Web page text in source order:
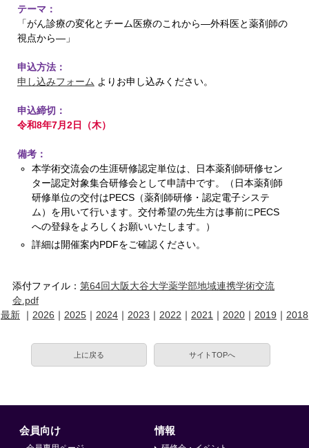
テーマ：
「がん診療の変化とチーム医療のこれから―外科医と薬剤師の
視点から―」
申込方法：
申し込みフォーム よりお申し込みください。
申込締切：
令和8年7月2日（木）
備考：
本学術交流会の生涯研修認定単位は、日本薬剤師研修セン
ター認定対象集合研修会として申請中です。（日本薬剤師
研修単位の交付はPECS（薬剤師研修・認定電子システ
ム）を用いて行います。交付希望の先生方は事前にPECS
への登録をよろしくお願いいたします。）
詳細は開催案内PDFをご確認ください。
添付ファイル： 第64回大阪大谷大学薬学部地域連携学術交流
会.pdf
最新 ｜ 2026 ｜ 2025 ｜ 2024 ｜ 2023 ｜ 2022 ｜ 2021 ｜ 2020 ｜ 2019 ｜ 2018
会員向け 情報
上に戻る サイトTOPへ